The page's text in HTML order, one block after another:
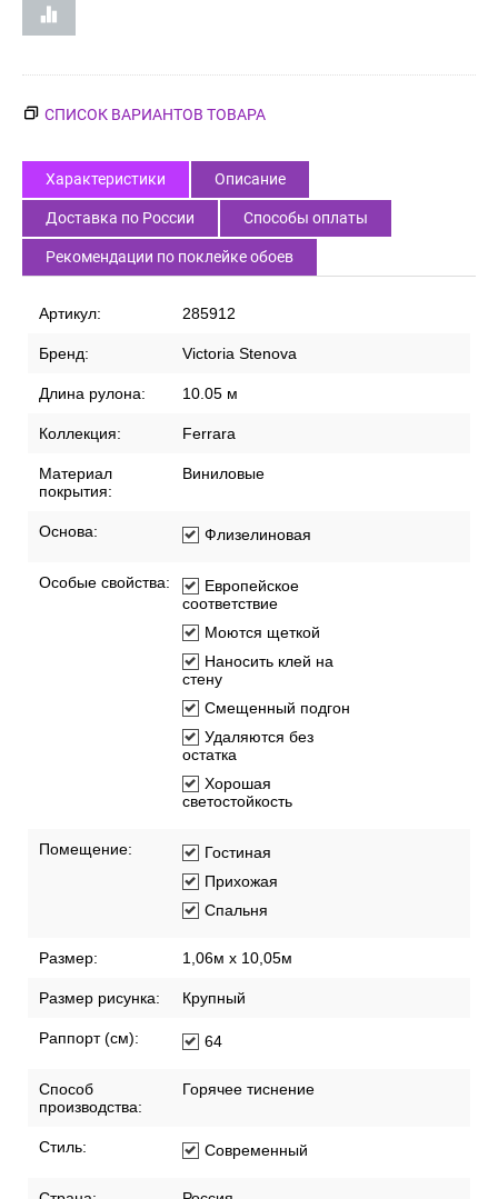
СПИСОК ВАРИАНТОВ ТОВАРА
Характеристики Описание
Доставка по России Способы оплаты
Рекомендации по поклейке обоев
Артикул: 285912
Бренд: Victoria Stenova
Длина рулона: 10.05 м
Коллекция: Ferrara
Материал
покрытия:
Виниловые
Основа: Флизелиновая
Особые свойства:
Европейское
соответствие
Моются щеткой
Наносить клей на
стену
Смещенный подгон
Удаляются без
остатка
Хорошая
светостойкость
Помещение:
Гостиная
Прихожая
Спальня
Размер: 1,06м х 10,05м
Размер рисунка: Крупный
Раппорт (см): 64
Способ
производства:
Горячее тиснение
Стиль: Современный